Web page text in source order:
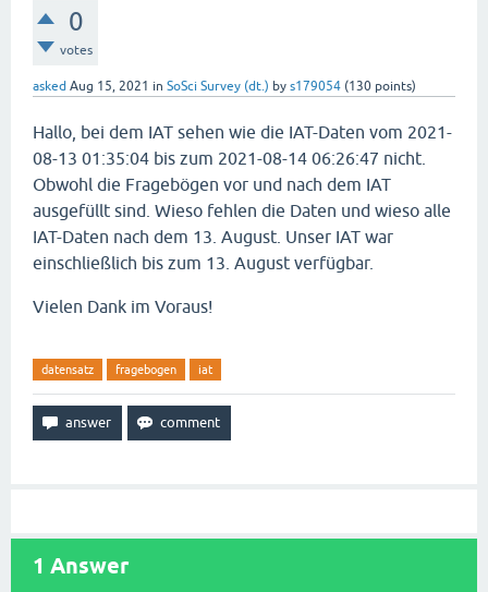
0
votes
asked Aug 15, 2021 in SoSci Survey (dt.) by s179054 (130 points)
Hallo, bei dem IAT sehen wie die IAT-Daten vom 2021-
08-13 01:35:04 bis zum 2021-08-14 06:26:47 nicht.
Obwohl die Fragebögen vor und nach dem IAT
ausgefüllt sind. Wieso fehlen die Daten und wieso alle
IAT-Daten nach dem 13. August. Unser IAT war
einschließlich bis zum 13. August verfügbar.
Vielen Dank im Voraus!
datensatz fragebogen iat
1 Answer